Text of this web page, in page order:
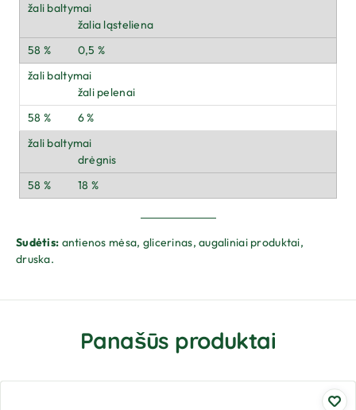
žalia ląsteliena
0,5 %
žali pelenai
6 %
drėgnis
18 %
Sudėtis: antienos mėsa, glicerinas, augaliniai produktai,
druska.
Panašūs produktai